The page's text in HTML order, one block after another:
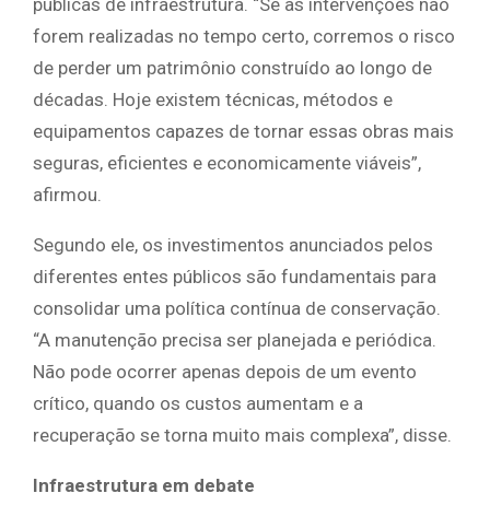
forem realizadas no tempo certo, corremos o risco
de perder um patrimônio construído ao longo de
décadas. Hoje existem técnicas, métodos e
equipamentos capazes de tornar essas obras mais
seguras, eficientes e economicamente viáveis”,
afirmou.
Segundo ele, os investimentos anunciados pelos
diferentes entes públicos são fundamentais para
consolidar uma política contínua de conservação.
“A manutenção precisa ser planejada e periódica.
Não pode ocorrer apenas depois de um evento
crítico, quando os custos aumentam e a
recuperação se torna muito mais complexa”, disse.
Infraestrutura em debate